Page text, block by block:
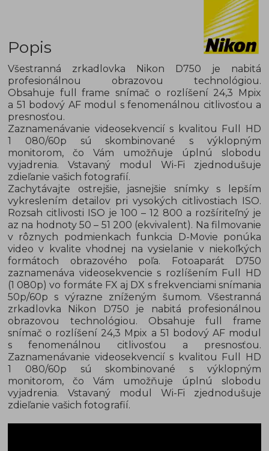
Popis
Všestranná zrkadlovka Nikon D750 je nabitá
profesionálnou obrazovou technológiou.
Obsahuje full frame snímač o rozlíšení 24,3 Mpix
a 51 bodový AF modul s fenomenálnou citlivosťou a
presnosťou.
Zaznamenávanie videosekvencií s kvalitou Full HD
1 080/60p sú skombinované s výklopným
monitorom, čo Vám umožňuje úplnú slobodu
vyjadrenia. Vstavaný modul Wi-Fi zjednodušuje
zdieľanie vašich fotografií.
Zachytávajte ostrejšie, jasnejšie snímky s lepším
vykreslením detailov pri vysokých citlivostiach ISO.
Rozsah citlivosti ISO je 100 – 12 800 a rozšíriteľný je
az na hodnoty 50 – 51 200 (ekvivalent). Na filmovanie
v rôznych podmienkach funkcia D-Movie ponúka
video v kvalite vhodnej na vysielanie v niekoľkých
formátoch obrazového poľa. Fotoaparát D750
zaznamenáva videosekvencie s rozlíšením Full HD
(1 080p) vo formáte FX aj DX s frekvenciami snímania
50p/60p s výrazne zníženým šumom. Všestranná
zrkadlovka Nikon D750 je nabitá profesionálnou
obrazovou technológiou. Obsahuje full frame
snímač o rozlíšení 24,3 Mpix a 51 bodový AF modul
s fenomenálnou citlivosťou a presnosťou.
Zaznamenávanie videosekvencií s kvalitou Full HD
1 080/60p sú skombinované s výklopným
monitorom, čo Vám umožňuje úplnú slobodu
vyjadrenia. Vstavaný modul Wi-Fi zjednodušuje
zdieľanie vašich fotografií.